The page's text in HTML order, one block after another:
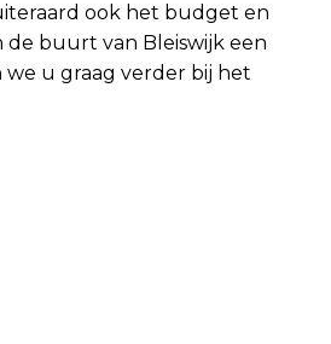
ook het budget en
buurt van Bleiswijk een
u graag verder bij het